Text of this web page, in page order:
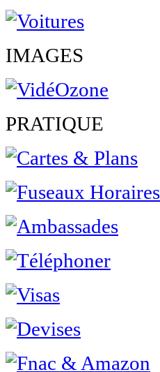
IMAGES
PRATIQUE